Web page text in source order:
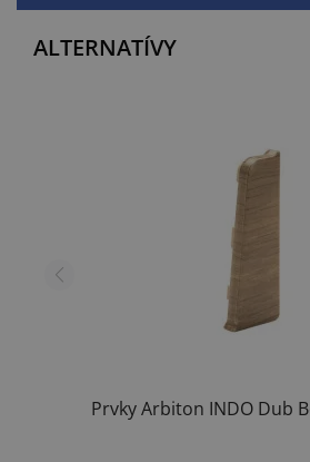
ALTERNATÍVY
Prvky Arbiton INDO Dub